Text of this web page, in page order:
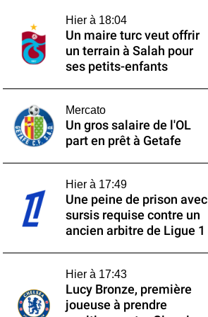
Hier à 18:04
Un maire turc veut offrir
un terrain à Salah pour
ses petits-enfants
Mercato
Un gros salaire de l'OL
part en prêt à Getafe
Hier à 17:49
Une peine de prison avec
sursis requise contre un
ancien arbitre de Ligue 1
Hier à 17:43
Lucy Bronze, première
joueuse à prendre